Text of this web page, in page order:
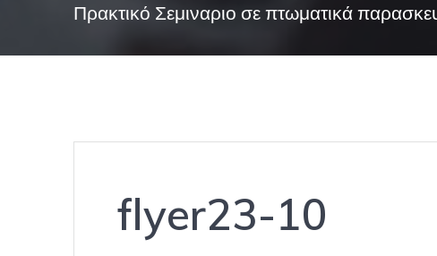
Πρακτικό Σεμιναριο σε πτωματικά
flyer23-10